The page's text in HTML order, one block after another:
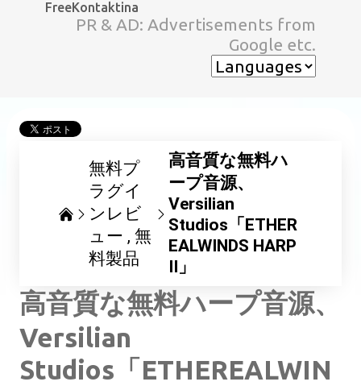
スキップしてメイン コンテンツに移動
FreeKontaktina
PR & AD: Advertisements from
Google etc.
無料プ
ラグイ
ンレビ
ュー
無
料製品
高音質な無料ハ
ープ音源、
Versilian
Studios「ETHER
EALWINDS HARP
II」
高音質な無料ハープ音源、
Versilian
Studios「ETHEREALWIN